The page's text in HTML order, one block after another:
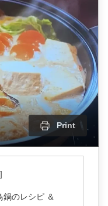
Print
鍋のレシピ ＆